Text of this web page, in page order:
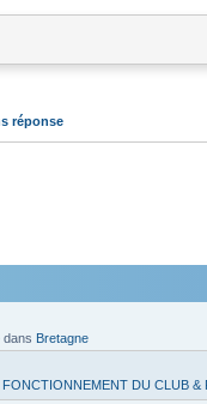
réponse
dans Bretagne
FONCTIONNEMENT DU CLUB &